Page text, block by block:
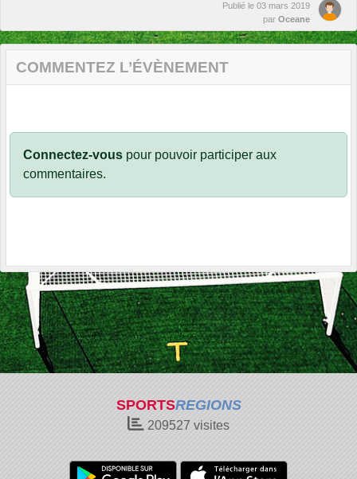
Publié le 03 mars 2019
par Oceane
COMMENTEZ L’ÉVÈNEMENT
Connectez-vous pour pouvoir participer aux
commentaires.
SPORTSREGIONS
209527 visites